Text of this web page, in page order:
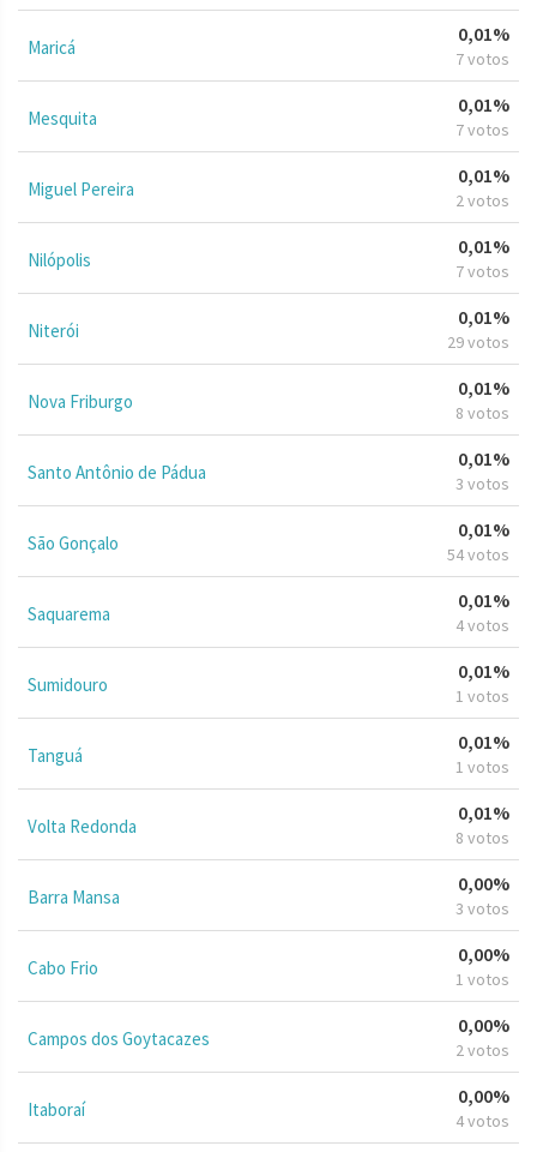
Maricá
0,01%
7 votos
Mesquita
0,01%
7 votos
Miguel Pereira
0,01%
2 votos
Nilópolis
0,01%
7 votos
Niterói
0,01%
29 votos
Nova Friburgo
0,01%
8 votos
Santo Antônio de Pádua
0,01%
3 votos
São Gonçalo
0,01%
54 votos
Saquarema
0,01%
4 votos
Sumidouro
0,01%
1 votos
Tanguá
0,01%
1 votos
Volta Redonda
0,01%
8 votos
Barra Mansa
0,00%
3 votos
Cabo Frio
0,00%
1 votos
Campos dos Goytacazes
0,00%
2 votos
Itaboraí
0,00%
4 votos